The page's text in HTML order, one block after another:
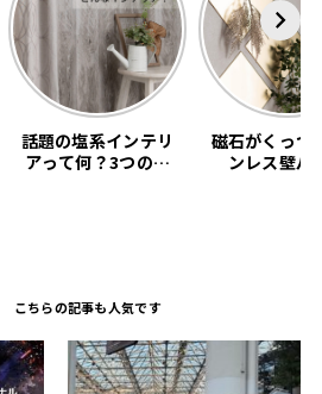
話題の塩系インテリ
アって何？3つの基
磁石がくっつ
ンレス壁パ